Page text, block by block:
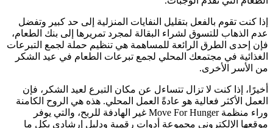
إذا كنت تقوم بالفعل بتقليل النفايات المنزلية إلى حد كبير وتفضل
عدم الذهاب للتسوق لشراء البقالة لمجرد تمريرها إلى بنك الطعام،
فإن إحدى الطرق الرائعة للمساهمة هي تنظيم حملة لجمع التبرعات
الغذائية في مجتمعك المحلي لجمع تبرعات الطعام في عيد الشكر
من الأسر الأخرى.
أخيرًا، إذا كنت لا تزال تتساءل عن مكان التبرع لعيد الشكر، فإن
العمل الأكثر فعالية هو عادةً العمل المحلي. هذه هي الروح الكامنة
وراء منظمة Move For Hunger غير الهادفة للربح، والتي يوفر
موقعها الإلكتروني مجموعة أدوات رقمية ودليل إرشادي بكل ما